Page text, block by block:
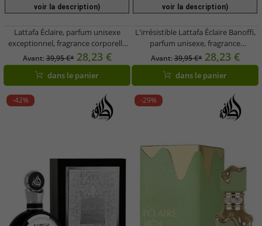
voir la description)
Lattafa Éclaire, parfum unisexe
exceptionnel, fragrance corporelle
douce pour femme et homme, 100
ml, en vert ou or
Avant:39,95 €* 28,23 €
dans le panier
voir la description)
L'irrésistible Lattafa Éclaire Banoffi,
parfum unisexe, fragrance
corporelle douce et chaleureuse
pour femme et homme, 100 ml,
doré
Avant:39,95 €* 28,23 €
dans le panier
-42% -29%